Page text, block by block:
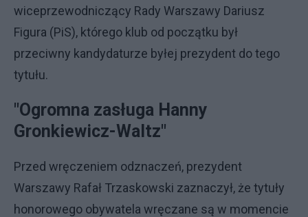
wiceprzewodniczący Rady Warszawy Dariusz
Figura (PiS), którego klub od początku był
przeciwny kandydaturze byłej prezydent do tego
tytułu.
"Ogromna zasługa Hanny
Gronkiewicz-Waltz"
Przed wręczeniem odznaczeń, prezydent
Warszawy Rafał Trzaskowski zaznaczył, że tytuły
honorowego obywatela wręczane są w momencie